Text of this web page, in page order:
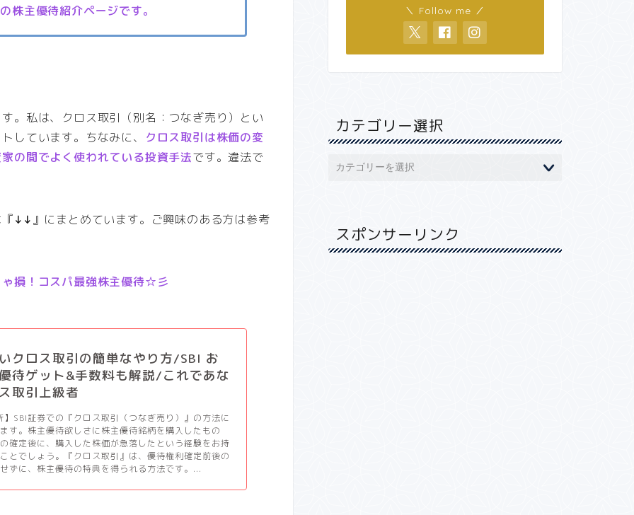
株主優待紹介ページです。
。私は、クロス取引（別名：つなぎ売り）とい
しています。ちなみに、 クロス取引は株価の変
の間でよく使われている投資手法です。違法で
↓↓』にまとめています。ご興味のある方は参考
損！コスパ最強株主優待☆彡
クロス取引の簡単なやり方/SBI お
待ゲット&手数料も解説/これであな
取引上級者
SBI証券での『クロス取引（つなぎ売り）』の方法に
す。株主優待欲しさに株主優待銘柄を購入したもの
確定後に、購入した株価が急落したという経験をお持
とでしょう。『クロス取引』は、優待権利確定前後の
ずに、株主優待の特典を得られる方法です。...
＼ Follow me ／
カテゴリー選択
スポンサーリンク